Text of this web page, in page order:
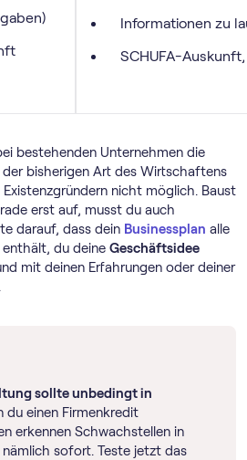
Informationen zu
SCHUFA-
bestehenden Unternehmen die
bisherigen Art des Wirtschaftens
nicht möglich. Baust
erst auf, musst du auch
darauf, dass dein Businessplan alle
du deine Geschäftsidee
mit deinen Erfahrungen oder deiner
sollte unbedingt in
du einen Firmenkredit
erkennen Schwachstellen in
sofort. Teste jetzt das